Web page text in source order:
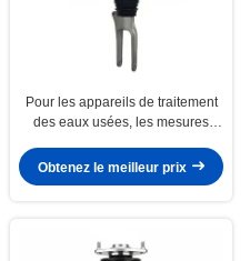
Pour les appareils de traitement
des eaux usées, les mesures
appliquées:
Obtenez le meilleur prix